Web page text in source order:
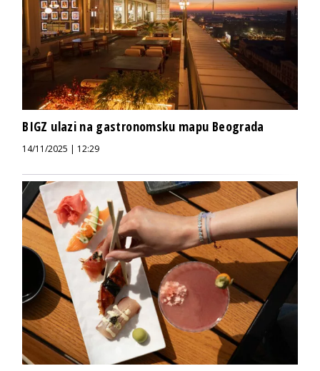
BIGZ ulazi na gastronomsku mapu Beograda
14/11/2025 | 12:29